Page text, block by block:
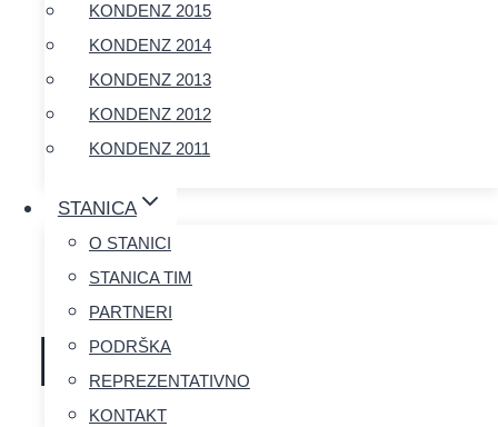
KONDENZ 2015
KONDENZ 2014
KONDENZ 2013
KONDENZ 2012
KONDENZ 2011
STANICA
O STANICI
STANICA TIM
PARTNERI
PODRŠKA
REPREZENTATIVNO
KONTAKT
Kondenz,